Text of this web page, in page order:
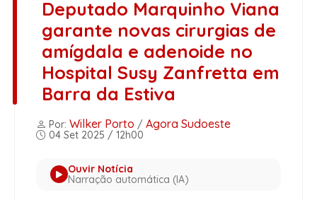
Deputado Marquinho Viana
garante novas cirurgias de
amígdala e adenoide no
Hospital Susy Zanfretta em
Barra da Estiva
Por: Wilker Porto / Agora Sudoeste
04 Set 2025 / 12h00
Ouvir Notícia
Narração automática (IA)